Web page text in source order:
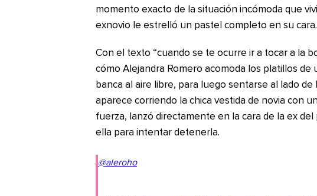
momento exacto de la situación incómoda que
exnovio le estrelló un pastel completo en su cara.
Con el texto “cuando se te ocurre ir a tocar a la
cómo Alejandra Romero acomoda los platillos de
banca al aire libre, para luego sentarse al lado
aparece corriendo la chica vestida de novia con
fuerza, lanzó directamente en la cara de la ex
ella para intentar detenerla.
@aleroho